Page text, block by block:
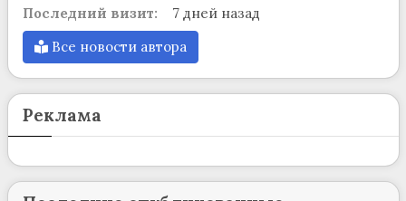
Последний визит:
7 дней назад
Все новости автора
Реклама